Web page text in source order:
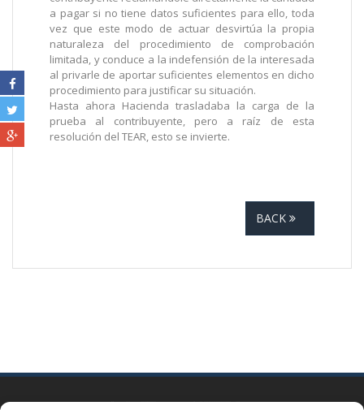
a pagar si no tiene datos suficientes para ello, toda
vez que este modo de actuar desvirtúa la propia
naturaleza del procedimiento de comprobación
limitada, y conduce a la indefensión de la interesada
al privarle de aportar suficientes elementos en dicho
procedimiento para justificar su situación.
Hasta ahora Hacienda trasladaba la carga de la
prueba al contribuyente, pero a raíz de esta
resolución del TEAR, esto se invierte.
BACK